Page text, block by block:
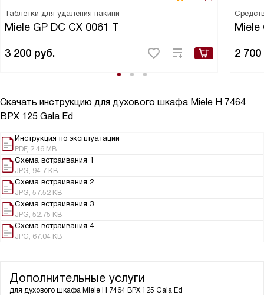
Таблетки для удаления накипи
Miele GP DC CX 0061 T
3 200 руб.
Miele
2 700
Скачать инструкцию для духового шкафа Miele H 7464
BPX 125 Gala Ed
Инструкция по эксплуатации
PDF, 2.46 MB
Схема встраивания 1
JPG, 94.7 KB
Схема встраивания 2
JPG, 57.52 KB
Схема встраивания 3
JPG, 52.75 KB
Схема встраивания 4
JPG, 67.04 KB
Дополнительные услуги
для духового шкафа Miele H 7464 BPX 125 Gala Ed